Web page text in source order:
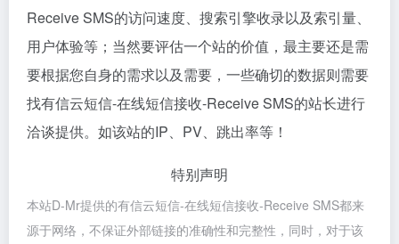
Receive SMS的访问速度、搜索引擎收录以及索引量、
用户体验等；当然要评估一个站的价值，最主要还是需
要根据您自身的需求以及需要，一些确切的数据则需要
找有信云短信-在线短信接收-Receive SMS的站长进行
洽谈提供。如该站的IP、PV、跳出率等！
特别声明
本站D-Mr提供的有信云短信-在线短信接收-Receive SMS都来
源于网络，不保证外部链接的准确性和完整性，同时，对于该